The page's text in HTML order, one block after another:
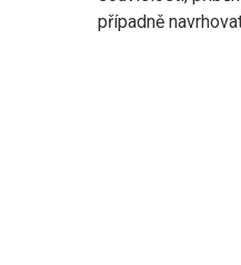
případně